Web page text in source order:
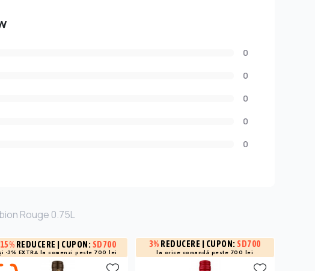
0
0
0
0
0
Rouge 0.75L
15% REDUCERE | CUPON: SD700
-3% EXTRA la comenzi peste 700 lei
3% REDUCERE | CUPON:SD700
la orice comandă peste 700 lei